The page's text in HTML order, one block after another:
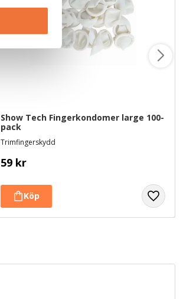
Show Tech Fingerkondomer large 100-
pack
Trimfingerskydd
59 kr